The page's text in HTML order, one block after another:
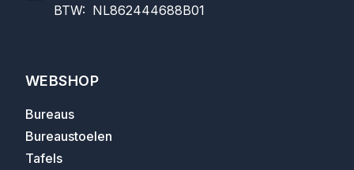
BTW: NL862444688B01
WEBSHOP
Bureaus
Bureaustoelen
Tafels